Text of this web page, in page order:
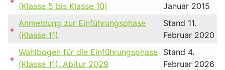
(Klasse 5 bis Klasse 10)
Januar 2015
Anmeldung zur Einführungsphase
(Klasse 11)
Stand 11.
Februar 2020
Wahlbogen für die Einführungsphase
(Klasse 11), Abitur 2029
Stand 4.
Februar 2026